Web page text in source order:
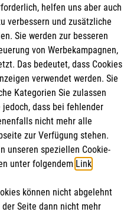
2000 12
abonnieren
|Impressum|Datenschutz
| Sharepoint|Mediathek
helfen uns aber auch
verbessern und zusätzliche
Sie werden zur besseren
von Werbekampagnen,
Das bedeutet, dass Cookies
verwendet werden. Sie
Kategorien Sie zulassen
dass bei fehlender
nicht mehr alle
zur Verfügung stehen.
unseren speziellen Cookie-
unter folgendem Link.
können nicht abgelehnt
Seite dann nicht mehr